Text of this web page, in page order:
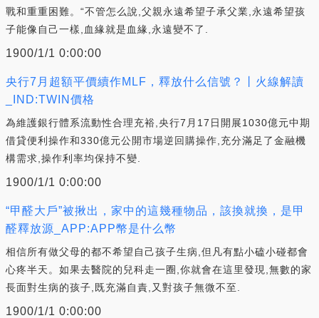
戰和重重困難。“不管怎么說,父親永遠希望子承父業,永遠希望孩
子能像自己一樣,血緣就是血緣,永遠變不了.
1900/1/1 0:00:00
央行7月超額平價續作MLF，釋放什么信號？丨火線解讀
_IND:TWIN價格
為維護銀行體系流動性合理充裕,央行7月17日開展1030億元中期
借貸便利操作和330億元公開市場逆回購操作,充分滿足了金融機
構需求,操作利率均保持不變.
1900/1/1 0:00:00
“甲醛大戶”被揪出，家中的這幾種物品，該換就換，是甲
醛釋放源_APP:APP幣是什么幣
相信所有做父母的都不希望自己孩子生病,但凡有點小磕小碰都會
心疼半天。如果去醫院的兒科走一圈,你就會在這里發現,無數的家
長面對生病的孩子,既充滿自責,又對孩子無微不至.
1900/1/1 0:00:00